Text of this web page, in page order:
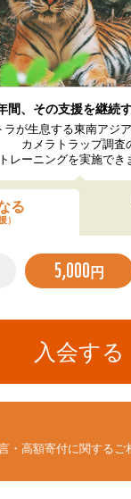
間、その支援を継続
ラが生息する東南アジ
カメラトラップ調査
トレーニングを実施でき
る
）
5,000 円
・高額寄付に関するご